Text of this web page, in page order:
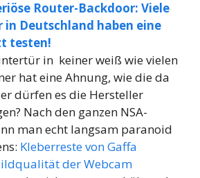
Router-Backdoor: Viele
in Deutschland haben eine
testen!
in keiner weiß wie vielen
hat eine Ahnung, wie die da
dürfen es die Hersteller
Nach den ganzen NSA-
man echt langsam paranoid
Kleberreste von Gaffa
der Webcam